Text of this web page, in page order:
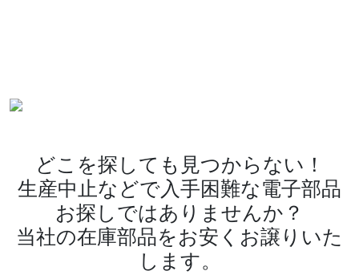
どこを探しても見つからない！
生産中止などで入手困難な電子部品
お探しではありませんか？
当社の在庫部品をお安くお譲りいた
します。